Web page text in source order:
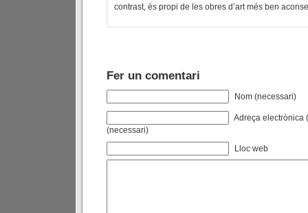
contrast, és propi de les obres d’art més ben
Fer un comentari
Nom (necessari)
Adreça electrònica
(necessari)
Lloc web